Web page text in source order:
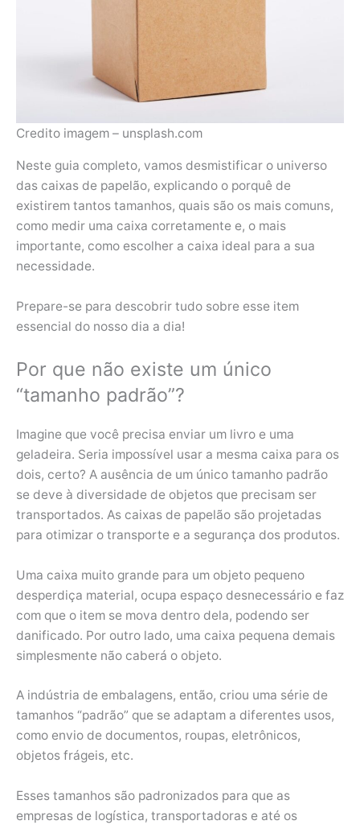
Credito imagem – unsplash.com
Neste guia completo, vamos desmistificar o universo
das caixas de papelão, explicando o porquê de
existirem tantos tamanhos, quais são os mais comuns,
como medir uma caixa corretamente e, o mais
importante, como escolher a caixa ideal para a sua
necessidade.
Prepare-se para descobrir tudo sobre esse item
essencial do nosso dia a dia!
Por que não existe um único
“tamanho padrão”?
Imagine que você precisa enviar um livro e uma
geladeira. Seria impossível usar a mesma caixa para os
dois, certo? A ausência de um único tamanho padrão
se deve à diversidade de objetos que precisam ser
transportados. As caixas de papelão são projetadas
para otimizar o transporte e a segurança dos produtos.
Uma caixa muito grande para um objeto pequeno
desperdiça material, ocupa espaço desnecessário e faz
com que o item se mova dentro dela, podendo ser
danificado. Por outro lado, uma caixa pequena demais
simplesmente não caberá o objeto.
A indústria de embalagens, então, criou uma série de
tamanhos “padrão” que se adaptam a diferentes usos,
como envio de documentos, roupas, eletrônicos,
objetos frágeis, etc.
Esses tamanhos são padronizados para que as
empresas de logística, transportadoras e até os